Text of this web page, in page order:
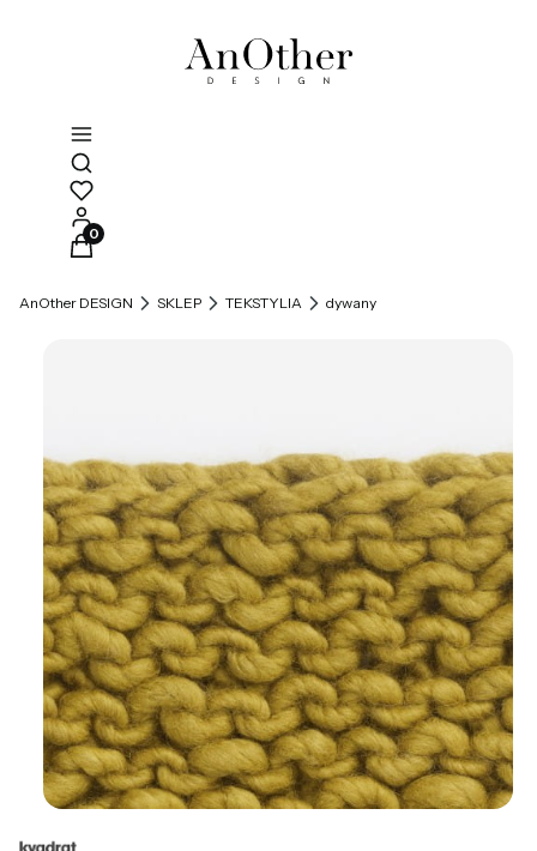
Otwórz wyszukiwarkę
Produkty w koszyku: 0. Zobacz szczegóły
AnOther DESIGN SKLEP TEKSTYLIA dywany